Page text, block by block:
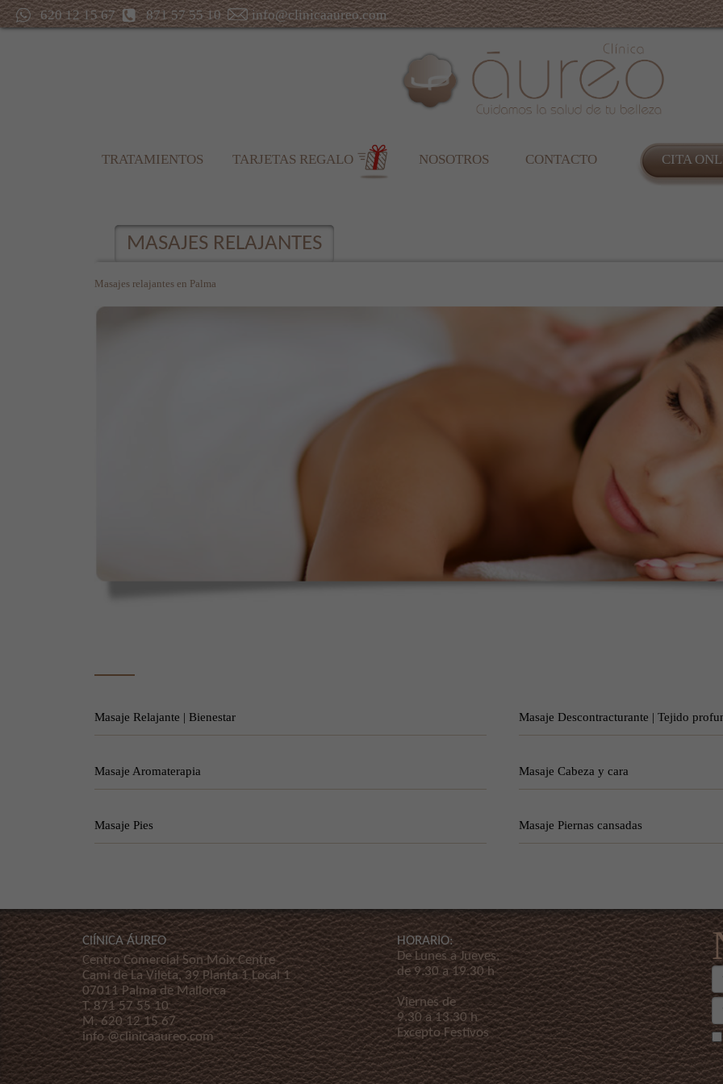
620 12 15 67 871 57 55 10 info@clinicaaureo.com
TRATAMIENTOS TARJETAS REGALO NOSOTROS CONTACTO CITA
MASAJES RELAJANTES
Masajes relajantes en Palma
Masaje Relajante | Bienestar Masaje Descontracturante | Tejido
Masaje Aromaterapia Masaje Cabeza y cara
Masaje Pies Masaje Piernas cansadas
ClÍNICA ÁUREO
Centro Comercial Son Moix Centre
Cami de La Vileta, 39 Planta 1 Local 1
07011 Palma de Mallorca
T.871 57 55 10
M.620 12 15 67
info @clinicaaureo.com
HORARIO:
De Lunes a Jueves,
de 9.30 a 19.30 h
Viernes de
9.30 a 13.30 h
Excepto Festivos